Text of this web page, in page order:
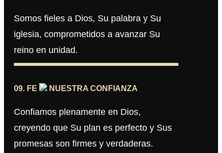
Somos fieles a Dios, Su palabra y Su
iglesia, comprometidos a avanzar Su
reino en unidad.
09. FE NUESTRA CONFIANZA
Confiamos plenamente en Dios,
creyendo que Su plan es perfecto y Sus
promesas son firmes y verdaderas.